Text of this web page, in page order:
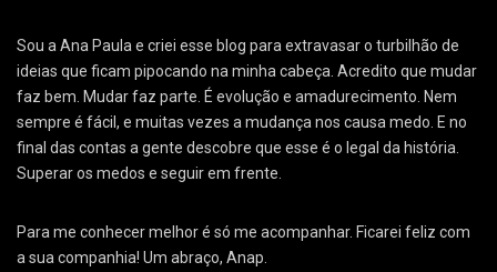
Sou a Ana Paula e criei esse blog para extravasar o turbilhão de
ideias que ficam pipocando na minha cabeça. Acredito que mudar
faz bem. Mudar faz parte. É evolução e amadurecimento. Nem
sempre é fácil, e muitas vezes a mudança nos causa medo. E no
final das contas a gente descobre que esse é o legal da história.
Superar os medos e seguir em frente.
Para me conhecer melhor é só me acompanhar. Ficarei feliz com
a sua companhia! Um abraço, Anap.